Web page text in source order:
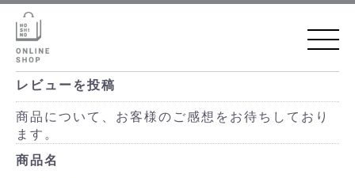
レビューを投稿
商品について、お客様のご感想をお待ちしており
ます。
商品名